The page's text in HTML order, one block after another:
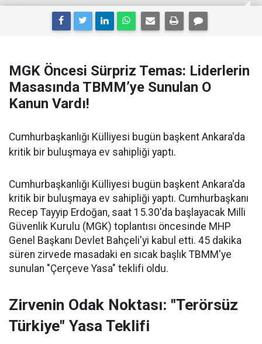
MGK Öncesi Sürpriz Temas: Liderlerin
Masasında TBMM’ye Sunulan O
Kanun Vardı!
Cumhurbaşkanlığı Külliyesi bugün başkent Ankara'da
kritik bir buluşmaya ev sahipliği yaptı.
Cumhurbaşkanlığı Külliyesi bugün başkent Ankara'da
kritik bir buluşmaya ev sahipliği yaptı. Cumhurbaşkanı
Recep Tayyip Erdoğan, saat 15.30'da başlayacak Milli
Güvenlik Kurulu (MGK) toplantısı öncesinde MHP
Genel Başkanı Devlet Bahçeli'yi kabul etti. 45 dakika
süren zirvede masadaki en sıcak başlık TBMM'ye
sunulan "Çerçeve Yasa" teklifi oldu.
Zirvenin Odak Noktası: "Terörsüz
Türkiye" Yasa Teklifi